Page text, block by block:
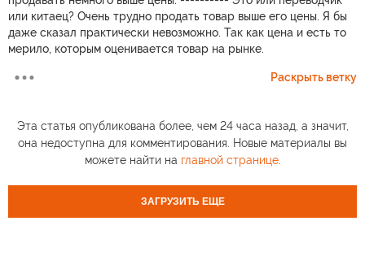
или китаец? Очень трудно продать товар выше его цены. Я бы
даже сказал практически невозможно. Так как цена и есть то
мерило, которым оценивается товар на рынке.
Раскрыть ветку
Эта статья опубликована более, чем 24 часа назад, а значит,
она недоступна для комментирования. Новые материалы вы
можете найти на главной странице.
ЗАГРУЗИТЬ ЕЩЕ